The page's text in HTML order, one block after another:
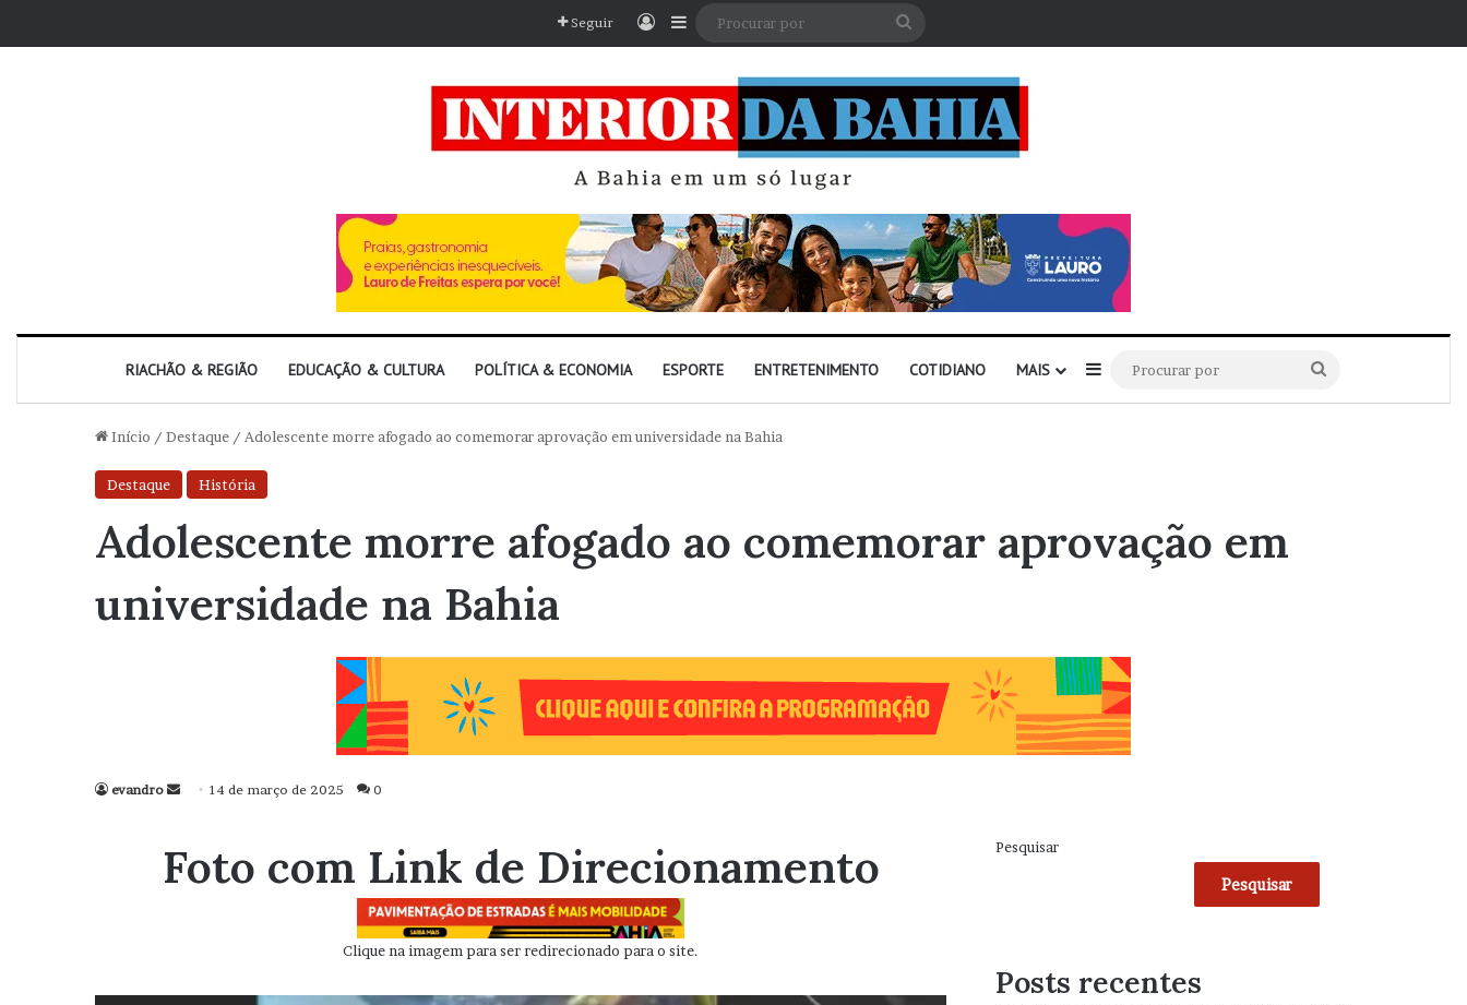
Seguir EntrarBarra Lateral
RIACHÃO & REGIÃO EDUCAÇÃO & CULTURA POLÍTICA & ECONOMIA ESPORTE ENTRETENIMENTO COTIDIANO MAIS Barra Lateral
por
Início / Destaque / Adolescente morre afogado ao comemorar aprovação em universidade na Bahia
Destaque História
Adolescente morre afogado ao comemorar aprovação em
universidade na Bahia
evandro
Mande
mail
14 de março de 2025 0
Foto com Link de Direcionamento
Clique na imagem para ser redirecionado para o site.
Pesquisar
Pesquisar
Posts recentes